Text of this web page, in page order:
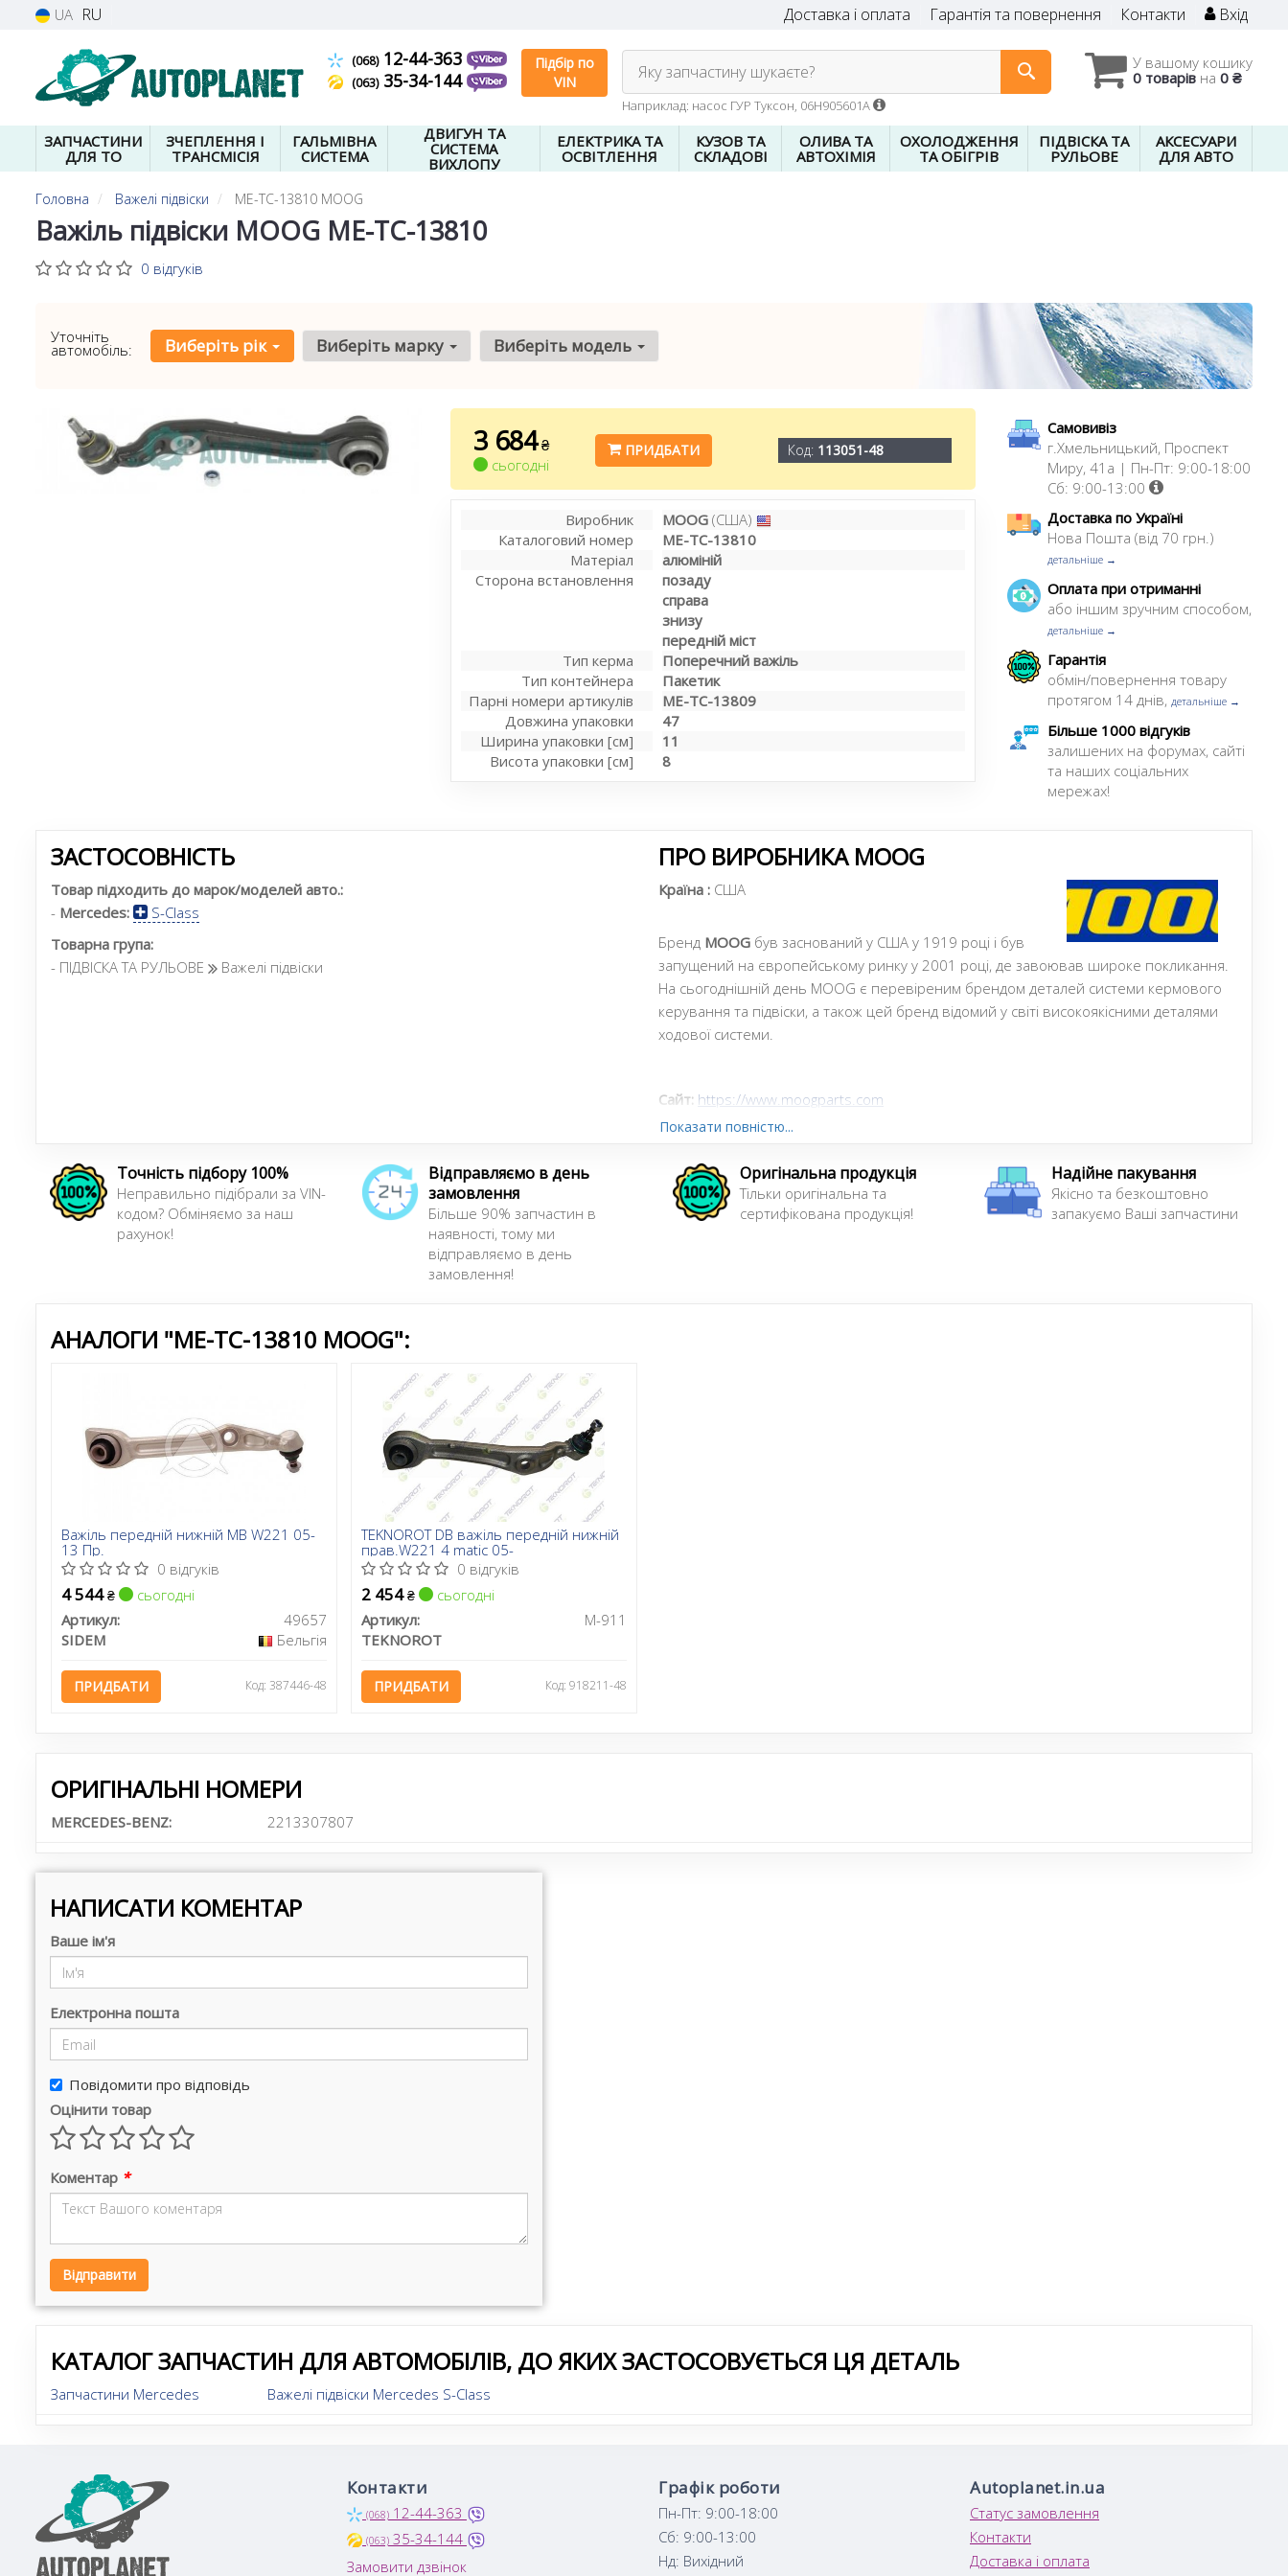
UA RU Доставка і оплата Гарантія та повернення Контакти Вхід
(068)12-44-363
(063)35-34-144
Підбір по
VIN
У вашому кошику
0 товарів на 0 ₴
Яку запчастину шукаєте?
Наприклад: насос ГУР Туксон, 06H905601A
ЗАПЧАСТИНИ
ДЛЯ ТО
ЗЧЕПЛЕННЯ І
ТРАНСМІСІЯ
ГАЛЬМІВНА
СИСТЕМА
ДВИГУН ТА
СИСТЕМА
ВИХЛОПУ
ЕЛЕКТРИКА ТА
ОСВІТЛЕННЯ
КУЗОВ ТА
СКЛАДОВІ
ОЛИВА ТА
АВТОХІМІЯ
ОХОЛОДЖЕННЯ
ТА ОБІГРІВ
ПІДВІСКА ТА
РУЛЬОВЕ
АКСЕСУАРИ
ДЛЯ АВТО
Головна Важелі підвіски ME-TC-13810 MOOG
Важіль підвіски MOOG ME-TC-13810
0 відгуків
Уточніть
автомобіль: Виберіть рік Виберіть марку Виберіть модель
3 684 ₴
сьогодні
ПРИДБАТИ Код: 113051-48
Виробник MOOG (США)
Каталоговий номер
ME-TC-13810
Матеріал
алюміній
Сторона встановлення
позаду
справа
знизу
передній міст
Тип керма
Поперечний важіль
Тип контейнера
Пакетик
Парні номери артикулів
ME-TC-13809
Довжина упаковки
47
Ширина упаковки [см]
11
Висота упаковки [см]
8
Самовивіз
г.Хмельницький, Проспект
Миру, 41а | Пн-Пт: 9:00-18:00
Сб: 9:00-13:00
Доставка по Україні
Нова Пошта (від 70 грн.)
детальніше →
Оплата при отриманні
або іншим зручним способом,
детальніше →
Гарантія
обмін/повернення товару
протягом 14 днів,детальніше →
Більше 1000 відгуків
залишених на форумах, сайті
та наших соціальних
мережах!
ЗАСТОСОВНІСТЬ
Товар підходить до марок/моделей авто.:
- Mercedes:
S-Class
Товарна група:
- ПІДВІСКА ТА РУЛЬОВЕ
Важелі підвіски
ПРО ВИРОБНИКА MOOG
Країна : США
Бренд MOOG був заснований у США у 1919 році і був
запущений на європейському ринку у 2001 році, де завоював широке покликання.
На сьогоднішній день MOOG є перевіреним брендом деталей системи кермового
керування та підвіски, а також цей бренд відомий у світі високоякісними деталями
ходової системи.
Сайт: https://www.moogparts.com
Показати повністю...
Точність підбору 100%
Неправильно підібрали за VIN-
кодом? Обміняємо за наш
рахунок!
Відправляємо в день
замовлення
Більше 90% запчастин в
наявності, тому ми
відправляємо в день
замовлення!
Оригінальна продукція
Тільки оригінальна та
сертифікована продукція!
Надійне пакування
Якісно та безкоштовно
запакуємо Ваші запчастини
АНАЛОГИ "ME-TC-13810 MOOG":
Важіль передній нижній MB W221 05-
13 Пр.
0 відгуків
4 544₴
сьогодні
Артикул:
49657
SIDEM
Бельгія
ПРИДБАТИ Код: 387446-48
TEKNOROT DB важіль передній нижній
прав.W221 4 matic 05-
0 відгуків
2 454₴
сьогодні
Артикул:
M-911
TEKNOROT
ПРИДБАТИ Код: 918211-48
ОРИГІНАЛЬНІ НОМЕРИ
MERCEDES-BENZ: 2213307807
НАПИСАТИ КОМЕНТАР
Ваше ім'я
Електронна пошта
Повідомити про відповідь
Оцінити товар
Коментар *
Відправити
КАТАЛОГ ЗАПЧАСТИН ДЛЯ АВТОМОБІЛІВ, ДО ЯКИХ ЗАСТОСОВУЄТЬСЯ ЦЯ ДЕТАЛЬ
Запчастини Mercedes Важелі підвіски Mercedes S-Class
Контакти
(068) 12-44-363
(063) 35-34-144
Замовити дзвінок
Графік роботи
Пн-Пт: 9:00-18:00
Сб: 9:00-13:00
Нд: Вихідний
Autoplanet.in.ua
Статус замовлення
Контакти
Доставка і оплата